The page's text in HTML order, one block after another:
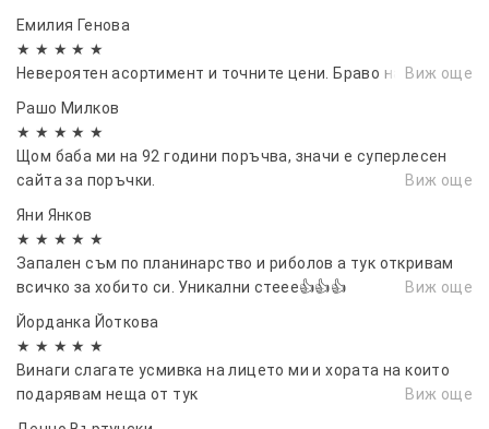
Емилия Генова
★ ★ ★ ★ ★
Невероятен асортимент и точните цени. Браво на вас.Виж още
Рашо Милков
★ ★ ★ ★ ★
Щом баба ми на 92 години поръчва, значи е суперлесен
сайта за поръчки.
Виж още
Яни Янков
★ ★ ★ ★ ★
Запален съм по планинарство и риболов а тук откривам
всичко за хобито си. Уникални стеее👍👍👍
Виж още
Йорданка Йоткова
★ ★ ★ ★ ★
Винаги слагате усмивка на лицето ми и хората на които
подарявам неща от тук
Виж още